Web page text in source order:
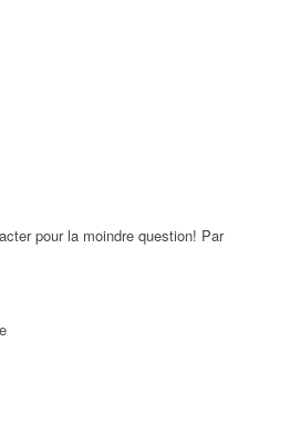
pour la moindre question! Par